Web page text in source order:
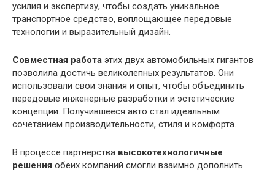
усилия и экспертизу, чтобы создать уникальное
транспортное средство, воплощающее передовые
технологии и выразительный дизайн.
Совместная работа этих двух автомобильных гигантов
позволила достичь великолепных результатов. Они
использовали свои знания и опыт, чтобы объединить
передовые инженерные разработки и эстетические
концепции. Получившееся авто стал идеальным
сочетанием производительности, стиля и комфорта.
В процессе партнерства высокотехнологичные
решения обеих компаний смогли взаимно дополнить